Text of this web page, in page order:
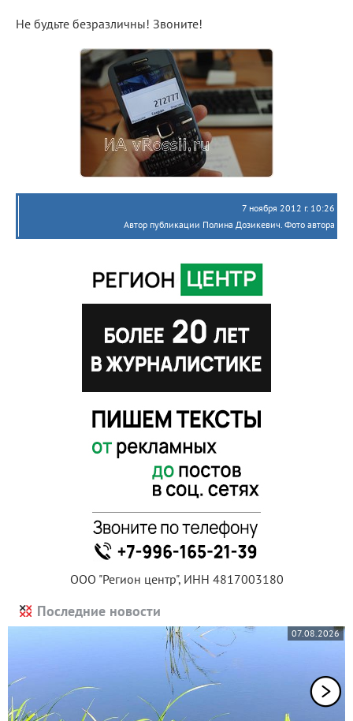
Не будьте безразличны! Звоните!
7 ноября 2012 г. 10:26
Автор публикации Полина Дозикевич. Фото автора
ООО "Регион центр", ИНН 4817003180
Последние новости
07.08.2026